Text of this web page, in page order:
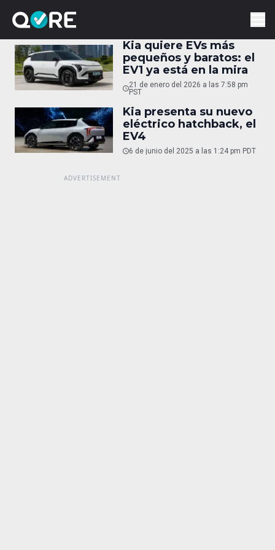
Kia quiere EVs más
pequeños y baratos: el
EV1 ya está en la mira
21 de enero del 2026 a las 7:58 pm
PST
Kia presenta su nuevo
eléctrico hatchback, el
EV4
6 de junio del 2025 a las 1:24 pm PDT